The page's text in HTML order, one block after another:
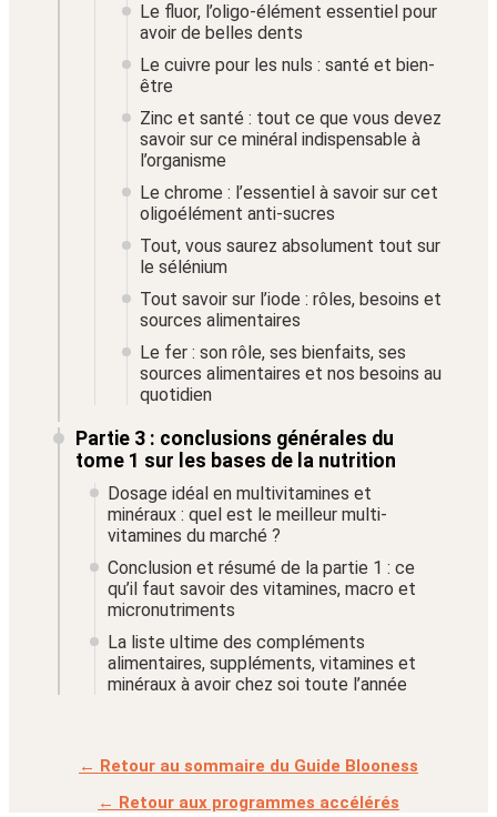
Le fluor, l’oligo-élément essentiel pour
avoir de belles dents
Le cuivre pour les nuls : santé et bien-
être
Zinc et santé : tout ce que vous devez
savoir sur ce minéral indispensable à
l’organisme
Le chrome : l’essentiel à savoir sur cet
oligoélément anti-sucres
Tout, vous saurez absolument tout sur
le sélénium
Tout savoir sur l’iode : rôles, besoins et
sources alimentaires
Le fer : son rôle, ses bienfaits, ses
sources alimentaires et nos besoins au
quotidien
Partie 3 : conclusions générales du
tome 1 sur les bases de la nutrition
Dosage idéal en multivitamines et
minéraux : quel est le meilleur multi-
vitamines du marché ?
Conclusion et résumé de la partie 1 : ce
qu’il faut savoir des vitamines, macro et
micronutriments
La liste ultime des compléments
alimentaires, suppléments, vitamines et
minéraux à avoir chez soi toute l’année
← Retour au sommaire du Guide Blooness
← Retour aux programmes accélérés